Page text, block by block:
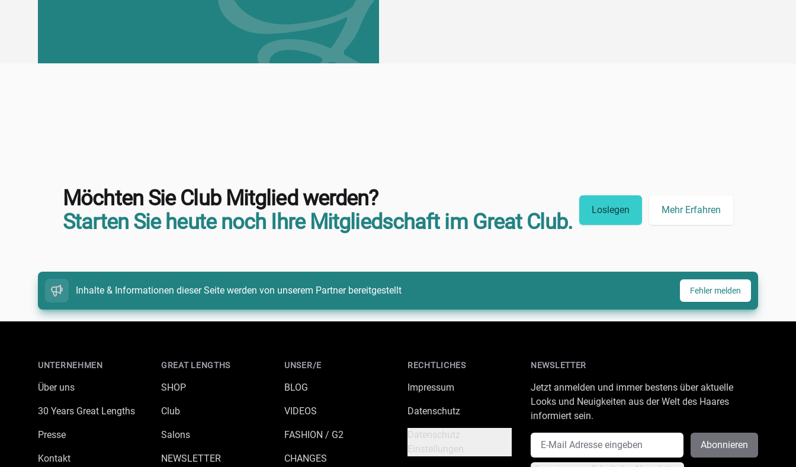
Möchten Sie Club Mitglied werden?
Starten Sie heute noch Ihre Mitgliedschaft im Great Club.
Loslegen Mehr Erfahren
Inhalte & Informationen dieser Seite werden von unserem Partner bereitgestellt Fehler melden
UNTERNEHMEN
Über uns
30 Years Great Lengths
Presse
Kontakt
GREAT LENGTHS
SHOP
Club
Salons
NEWSLETTER
UNSER/E
BLOG
VIDEOS
FASHION / G2
CHANGES
RECHTLICHES
Impressum
Datenschutz
Datenschutz
Einstellungen
NEWSLETTER
Jetzt anmelden und immer bestens über aktuelle
Looks und Neuigkeiten aus der Welt des Haares
informiert sein.
E-Mail Adresse
Abonnieren